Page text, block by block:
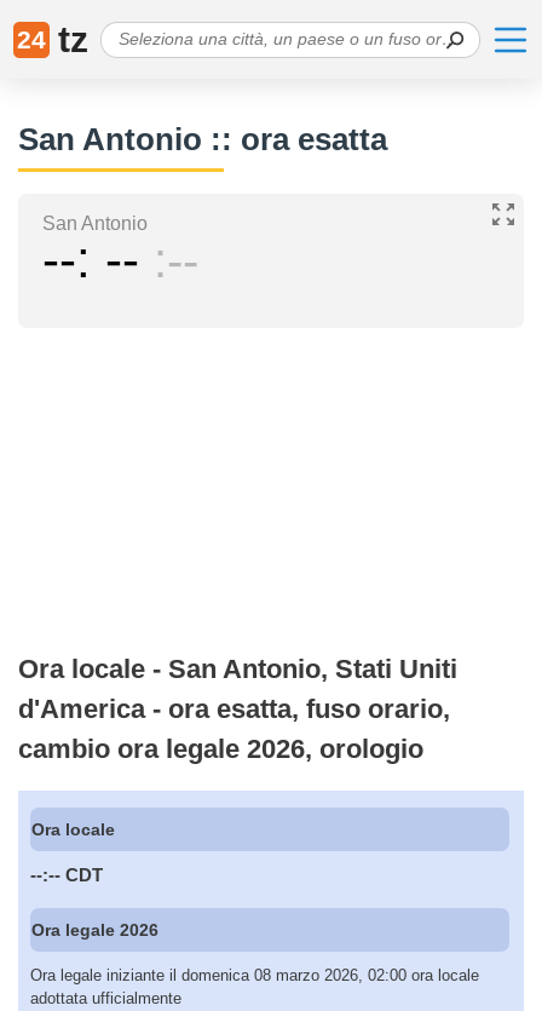
24 tz
San Antonio :: ora esatta
San Antonio
-- -- --
Ora locale - San Antonio, Stati Uniti
d'America - ora esatta, fuso orario,
cambio ora legale 2026, orologio
Ora locale
--:-- CDT
Ora legale 2026
Ora legale iniziante il domenica 08 marzo 2026, 02:00 ora locale
adottata ufficialmente